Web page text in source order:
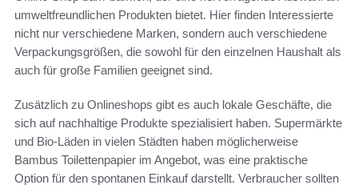
umweltfreundlichen Produkten bietet. Hier finden Interessierte
nicht nur verschiedene Marken, sondern auch verschiedene
Verpackungsgrößen, die sowohl für den einzelnen Haushalt als
auch für große Familien geeignet sind.
Zusätzlich zu Onlineshops gibt es auch lokale Geschäfte, die
sich auf nachhaltige Produkte spezialisiert haben. Supermärkte
und Bio-Läden in vielen Städten haben möglicherweise
Bambus Toilettenpapier im Angebot, was eine praktische
Option für den spontanen Einkauf darstellt. Verbraucher sollten